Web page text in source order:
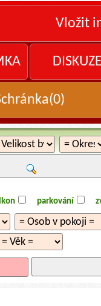
Vložit
0)
parkování